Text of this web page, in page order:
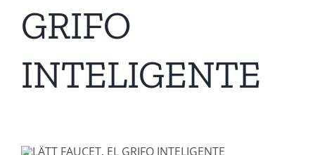
GRIFO
INTELIGENTE